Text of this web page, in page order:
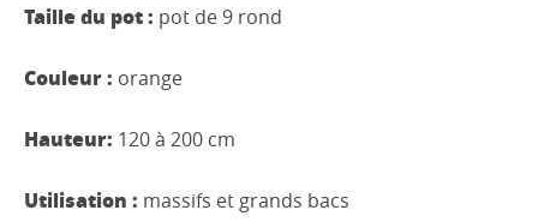
Taille du pot : pot de 9 rond
Couleur : orange
Hauteur: 120 à 200 cm
Utilisation : massifs et grands bacs